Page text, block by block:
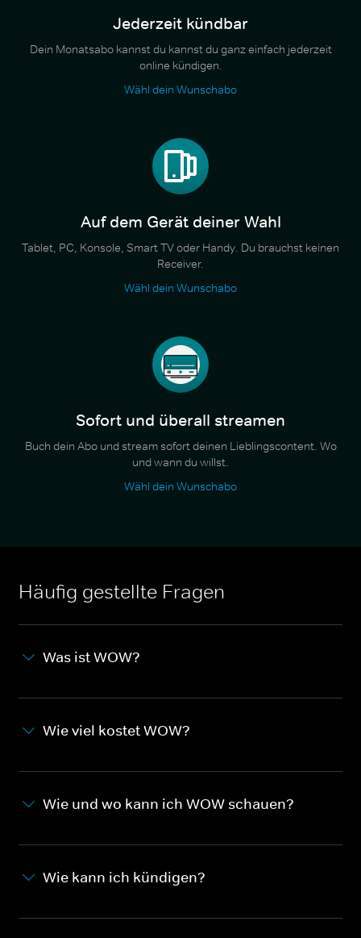
Jederzeit kündbar
Dein Monatsabo kannst du kannst du ganz einfach jederzeit
online kündigen.
Wähl dein Wunschabo
Auf dem Gerät deiner Wahl
Tablet, PC, Konsole, Smart TV oder Handy. Du brauchst keinen
Receiver.
Wähl dein Wunschabo
Sofort und überall streamen
Buch dein Abo und stream sofort deinen Lieblingscontent. Wo
und wann du willst.
Wähl dein Wunschabo
Häufig gestellte Fragen
Was ist WOW?
Wie viel kostet WOW?
Wie und wo kann ich WOW schauen?
Wie kann ich kündigen?